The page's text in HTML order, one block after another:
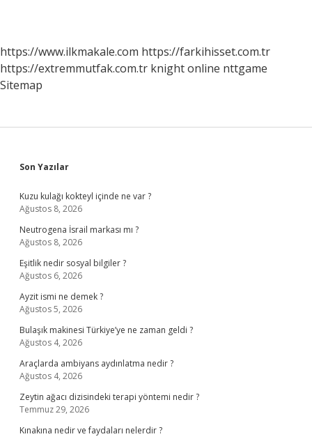
https://www.ilkmakale.com https://farkihisset.com.tr
https://extremmutfak.com.tr knight online nttgame
Sitemap
Sidebar
Son Yazılar
Kuzu kulağı kokteyl içinde ne var ?
Ağustos 8, 2026
Neutrogena İsrail markası mı ?
Ağustos 8, 2026
Eşitlik nedir sosyal bilgiler ?
Ağustos 6, 2026
Ayzit ismi ne demek ?
Ağustos 5, 2026
Bulaşık makinesi Türkiye’ye ne zaman geldi ?
Ağustos 4, 2026
Araçlarda ambiyans aydınlatma nedir ?
Ağustos 4, 2026
Zeytin ağacı dizisindeki terapi yöntemi nedir ?
Temmuz 29, 2026
Kınakına nedir ve faydaları nelerdir ?